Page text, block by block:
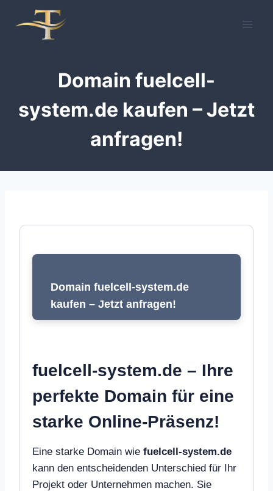
Inhalt
Domain fuelcell-
system.de kaufen – Jetzt
anfragen!
Domain fuelcell-system.de
kaufen – Jetzt anfragen!
fuelcell-system.de – Ihre
perfekte Domain für eine
starke Online-Präsenz!
Eine starke Domain wie fuelcell-system.de
kann den entscheidenden Unterschied für Ihr
Projekt oder Unternehmen machen. Sie